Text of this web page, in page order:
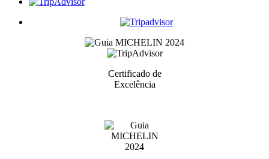
Certificado de
Excelência